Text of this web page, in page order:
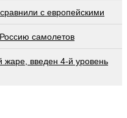
с европейскими
самолетов
жаре, введен 4-й уровень